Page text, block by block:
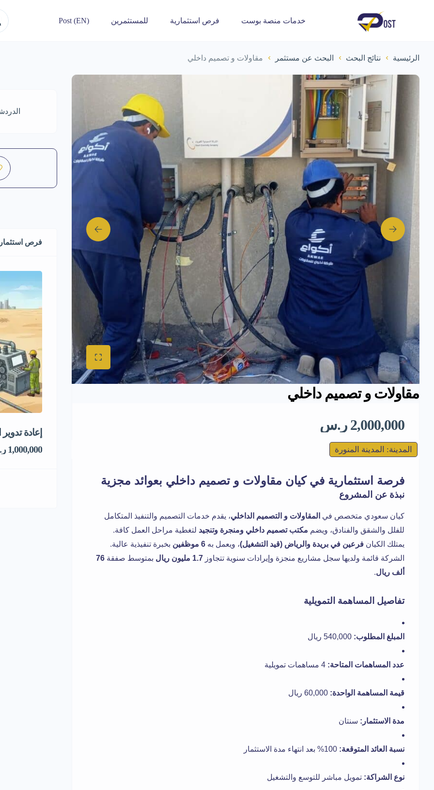
خدمات منصة بوست فرص استثمارية للمستثمرين Post (EN)
الرئيسية نتائج البحث البحث عن مستثمر مقاولات و تصميم داخلي
مقاولات و تصميم داخلي
2,000,000 ر.س
المدينة: المدينة المنورة
فرصة استثمارية في كيان مقاولات و تصميم داخلي بعوائد مجزية
نبذة عن المشروع
كيان سعودي متخصص في المقاولات و التصميم الداخلي، يقدم خدمات التصميم والتنفيذ المتكامل
للفلل والشقق والفنادق، ويضم مكتب تصميم داخلي ومنجرة وتنجيد لتغطية مراحل العمل كافة.
يمتلك الكيان فرعين في بريدة والرياض (قيد التشغيل)، ويعمل به 6 موظفين
بخبرة تنفيذية عالية.
الشركة قائمة ولديها سجل مشاريع منجزة وإيرادات سنوية تتجاوز 1.7 مليون ريال بمتوسط صفقة 76
ألف ريال.
تفاصيل المساهمة التمويلية
المبلغ المطلوب:
عدد المساهمات المتاحة:
قيمة المساهمة الواحدة:
مدة الاستثمار: سنتان
نسبة العائد المتوقعة:
نوع الشراكة: تمويل مباشر للتوسع والتشغيل
فرص
إعادة
1,000,000 ر.س